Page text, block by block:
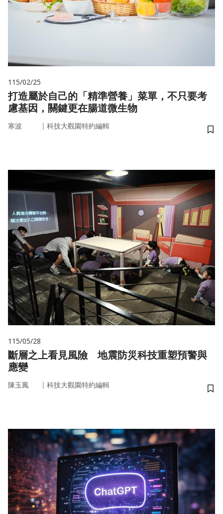
115/02/25
打造屬於自己的「精準營養」菜單，不只要考
慮基因，關鍵更在腸道微生物
寒波 ｜ 科技大觀園特約編輯
儲
115/05/28
斷層之上看見風險 地震防災科技重塑預警與
應變
陳玉鳳 ｜ 科技大觀園特約編輯
儲